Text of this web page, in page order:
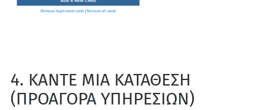
4. ΚΑΝΤΕ ΜΙΑ ΚΑΤΑΘΕΣΗ
(ΠΡΟΑΓΟΡΑ ΥΠΗΡΕΣΙΩΝ)